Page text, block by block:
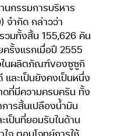
นกรรมการบริหาร
จำกัด กล่าวว่า
วมทั้งสิ้น 155,626 คัน
ครั้งแรกเมื่อปี 2555
ในผลิตภัณฑ์ของซูซูกิ
และเป็นยังคงเป็นหนึ่ง
ดที่มีความครบครัน ทั้ง
ารสิ้นเปลืองน้ำมัน
เป็นที่ยอมรับในด้าน